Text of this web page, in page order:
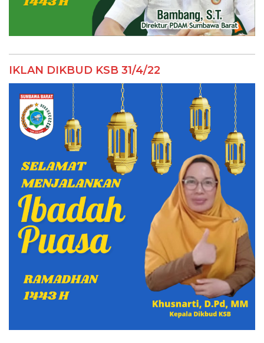
IKLAN DIKBUD KSB 31/4/22